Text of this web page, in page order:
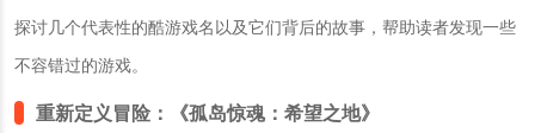
探讨几个代表性的酷游戏名以及它们背后的故事，帮助读者发现一些
不容错过的游戏。
重新定义冒险： 《孤岛惊魂：希望之地》